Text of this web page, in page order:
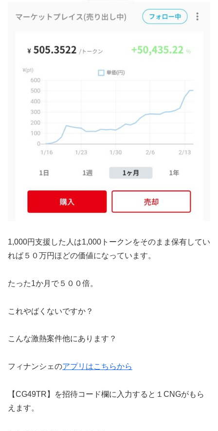
1,000円支援した人は1,000トークンをそのまま保有してい
れば５０万円ほどの価値になっています。
たった1か月で５００倍。
これやばくないですか？
こんな激熱案件他にあります？
フィナンシェのアプリはこちらから
【CG49TR】を招待コード欄に入力すると１CNGがもら
えます。